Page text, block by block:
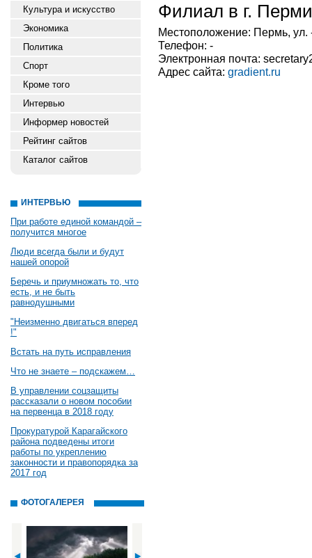
Культура и искусство
Экономика
Политика
Спорт
Кроме того
Интервью
Информер новостей
Рейтинг сайтов
Каталог сайтов
ИНТЕРВЬЮ
При работе единой командой –
получится многое
Люди всегда были и будут
нашей опорой
Беречь и приумножать то, что
есть, и не быть
равнодушными
"Неизменно двигаться вперед
!"
Встать на путь исправления
Что не знаете – подскажем…
В управлении соцзащиты
рассказали о новом пособии
на первенца в 2018 году
Прокуратурой Карагайского
района подведены итоги
работы по укреплению
законности и правопорядка за
2017 год
ФОТОГАЛЕРЕЯ
Филиал в г.
Местоположение: Пермь, ул.
Телефон: -
Электронная почта:
Адрес сайта: gradient.ru